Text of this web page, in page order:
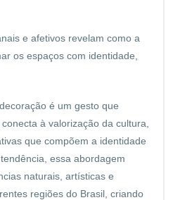
e afetivos revelam como a
os espaços com identidade,
é um gesto que
à valorização da cultura,
que compõem a identidade
essa abordagem
naturais, artísticas e
regiões do Brasil, criando